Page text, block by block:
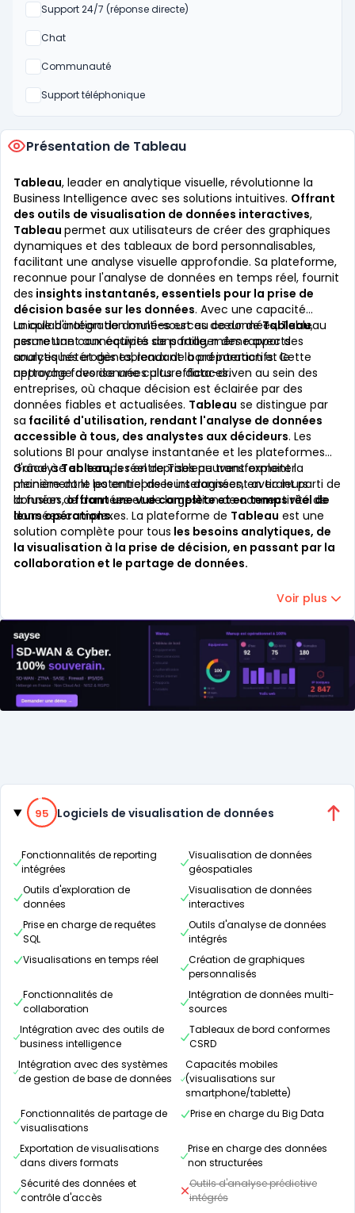
Support 24/7 (réponse directe)
Non
Chat
Non
Communauté
Non
Support téléphonique
Non
Présentation de Tableau
Tableau, leader en analytique visuelle, révolutionne la
Business Intelligence avec ses solutions intuitives. Offrant
des outils de visualisation de données interactives,
Tableau permet aux utilisateurs de créer des graphiques
dynamiques et des tableaux de bord personnalisables,
facilitant une analyse visuelle approfondie. Sa plateforme,
reconnue pour l'analyse de données en temps réel, fournit
des insights instantanés, essentiels pour la prise de
décision basée sur les données. Avec une capacité
unique d'intégration multi-sources de données, Tableau
assure une connectivité sans faille, même avec des
sources hétérogènes, rendant la préparation et le
nettoyage des données plus efficaces.
La collaboration de données est au cœur deTableau,
permettant aux équipes de partager des rapports
analytiques et des tableaux de bord interactifs. Cette
approche favorise une culture data-driven au sein des
entreprises, où chaque décision est éclairée par des
données fiables et actualisées. Tableau se distingue par
sa facilité d'utilisation, rendant l'analyse de données
accessible à tous, des analystes aux décideurs. Les
solutions BI pour analyse instantanée et les plateformes
d'analyse en temps réel de Tableau transforment la
manière dont les entreprises interagissent avec leurs
données,offrant une vue complète et en temps réel de
leurs opérations.
Grâce àTableau, les entreprises peuvent exploiter
pleinement le potentiel de leurs données, en tirant parti de
la fusion de données et de la gestion de connectivité de
données complexes. La plateforme de Tableau est une
solution complète pour tous les besoins analytiques, de
la visualisation à la prise de décision, en passant par la
collaboration et le partage de données.
Voir plus
Catégories
95% de compatibilité
95 Logiciels de visualisation de données
Fonctionnalités de reporting
intégrées
Visualisation de données
géospatiales
Outils d'exploration de
données
Visualisation de données
interactives
Prise en charge de requêtes
SQL
Outils d'analyse de données
intégrés
Visualisations en temps réel
Création de graphiques
personnalisés
Fonctionnalités de
collaboration
Intégration de données multi-
sources
Intégration avec des outils de
business intelligence
Tableaux de bord conformes
CSRD
Intégration avec des systèmes
de gestion de base de données
Capacités mobiles
(visualisations sur
smartphone/tablette)
Fonctionnalités de partage de
visualisations
Prise en charge du Big Data
Exportation de visualisations
dans divers formats
Prise en charge des données
non structurées
Sécurité des données et
contrôle d'accès
Outils d'analyse prédictive
intégrés